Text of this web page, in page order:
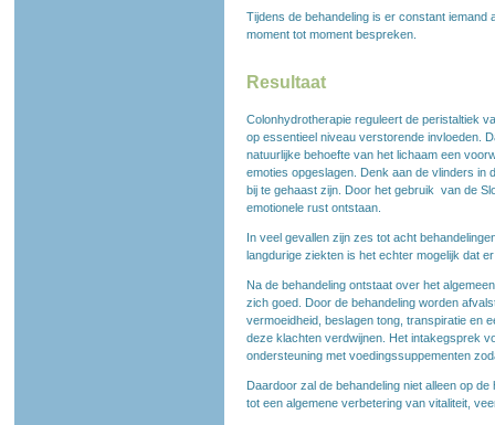
Tijdens de behandeling is er constant
moment tot moment bespreken.
Resultaat
Colonhydrotherapie reguleert de peristaltiek
op essentieel niveau verstorende invloeden.
natuurlijke behoefte van het lichaam een
emoties opgeslagen. Denk aan de vlinders in
bij te gehaast zijn. Door het gebruik van de
emotionele rust ontstaan.
In veel gevallen zijn zes tot acht
langdurige ziekten is het echter mogelijk dat
Na de behandeling ontstaat over het
zich goed. Door de behandeling worden
vermoeidheid, beslagen tong, transpiratie en
deze klachten verdwijnen. Het intakegsprek
ondersteuning met voedingssuppementen
Daardoor zal de behandeling niet alleen op
tot een algemene verbetering van vitaliteit,